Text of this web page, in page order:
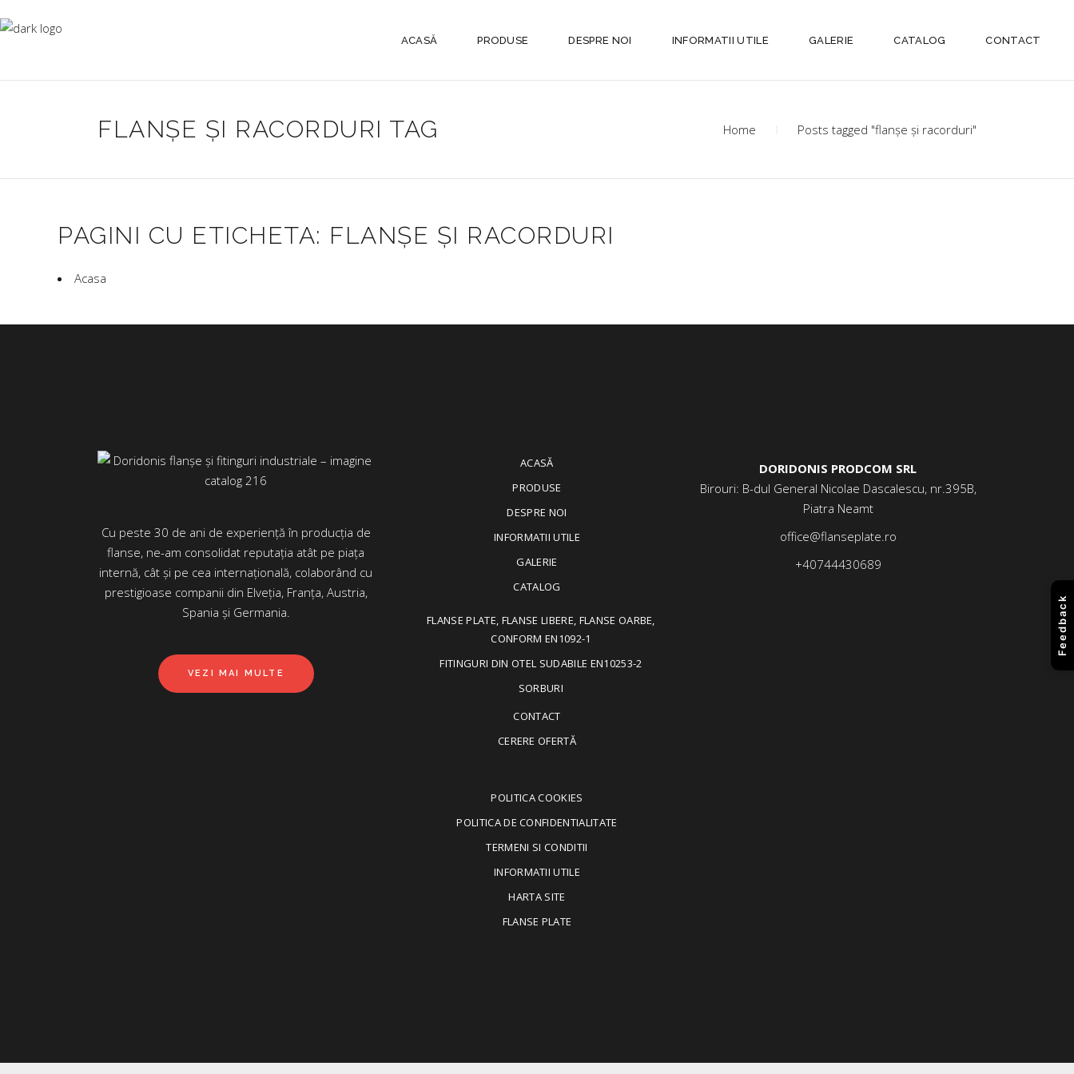
ACASĂ PRODUSE DESPRE NOI INFORMATII UTILE GALERIE CATALOG CONTACT
FLANȘE ȘI RACORDURI TAG Home Posts tagged "flanșe și racorduri"
PAGINI CU ETICHETA: FLANȘE ȘI RACORDURI
Acasa
Cu peste 30 de ani de experiență în producția de
flanse, ne-am consolidat reputația atât pe piața
internă, cât și pe cea internațională, colaborând cu
prestigioase companii din Elveția, Franța, Austria,
Spania și Germania.
VEZI MAI MULTE
ACASĂ
PRODUSE
DESPRE NOI
INFORMATII UTILE
GALERIE
CATALOG
FLANSE PLATE, FLANSE LIBERE, FLANSE OARBE,
CONFORM EN1092-1
FITINGURI DIN OTEL SUDABILE EN10253-2
SORBURI
CONTACT
CERERE OFERTĂ
POLITICA COOKIES
POLITICA DE CONFIDENTIALITATE
TERMENI SI CONDITII
INFORMATII UTILE
HARTA SITE
FLANSE PLATE
DORIDONIS PRODCOM SRL
Birouri: B-dul General Nicolae Dascalescu, nr.395B,
Piatra Neamt
office@flanseplate.ro
+40744430689
Feedback